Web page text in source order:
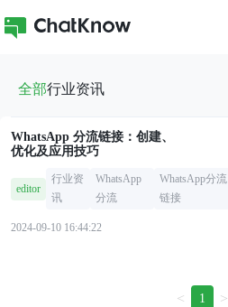
全部行业资讯
WhatsApp 分流链接：创建、
优化及应用技巧
editor
行业资
讯
WhatsApp
分流
WhatsApp分流
链接
2024-09-10 16:44:22
< 1 >